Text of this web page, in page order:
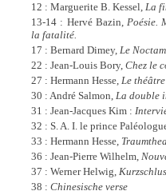
12 : Marguerite B. Kessel,La
13-14 : Hervé Bazin,Poésie.
la fatalité.
17 : Bernard Dimey,Le
22 : Jean-Louis Bory,Chez le
27 : Hermann Hesse,Le
30 : André Salmon,La double
31 : Jean-Jacques Kim :
32 : S. A. I. le prince
33 : Hermann Hesse,
36 : Jean-Pierre Wilhelm,
37 : Werner Helwig,
38 :Chinesische verse